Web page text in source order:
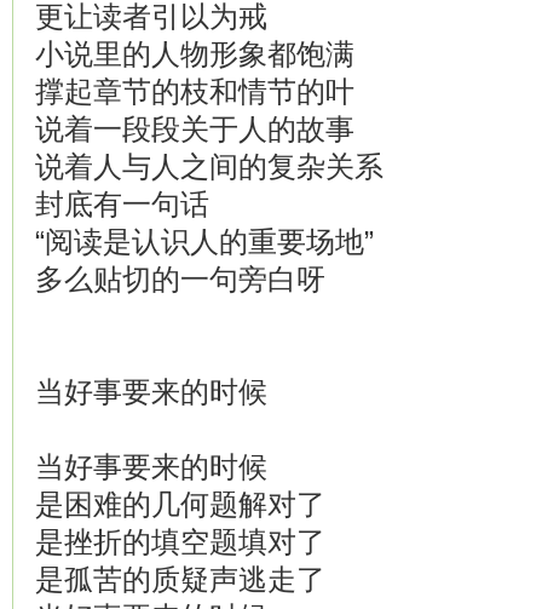
更让读者引以为戒
小说里的人物形象都饱满
撑起章节的枝和情节的叶
说着一段段关于人的故事
说着人与人之间的复杂关系
封底有一句话
“阅读是认识人的重要场地”
多么贴切的一句旁白呀
当好事要来的时候
当好事要来的时候
是困难的几何题解对了
是挫折的填空题填对了
是孤苦的质疑声逃走了